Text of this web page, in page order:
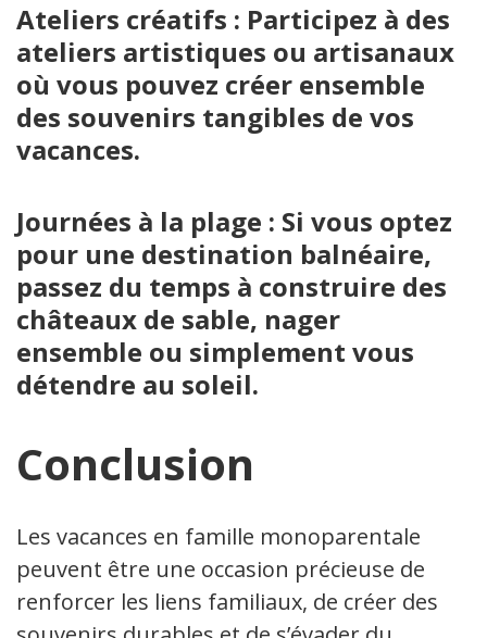
Ateliers créatifs : Participez à des
ateliers artistiques ou artisanaux
où vous pouvez créer ensemble
des souvenirs tangibles de vos
vacances.
Journées à la plage : Si vous optez
pour une destination balnéaire,
passez du temps à construire des
châteaux de sable, nager
ensemble ou simplement vous
détendre au soleil.
Conclusion
Les vacances en famille monoparentale
peuvent être une occasion précieuse de
renforcer les liens familiaux, de créer des